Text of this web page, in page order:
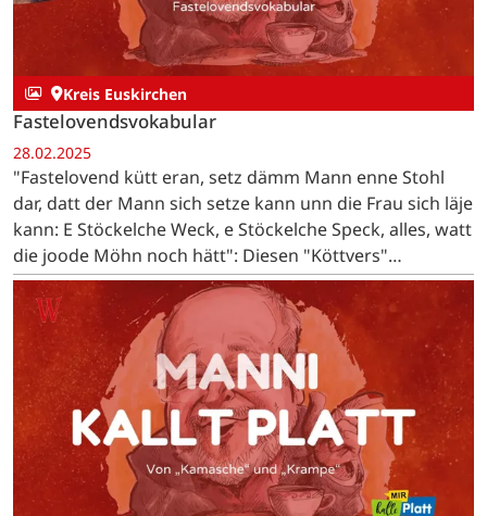
Kreis Euskirchen
Fastelovendsvokabular
28.02.2025
"Fastelovend kütt eran, setz dämm Mann enne Stohl
dar, datt der Mann sich setze kann unn die Frau sich läje
kann: E Stöckelche Weck, e Stöckelche Speck, alles, watt
die joode Möhn noch hätt": Diesen "Köttvers"
(Bettellied) sangen die "Pänz" von Bleibuir auf…